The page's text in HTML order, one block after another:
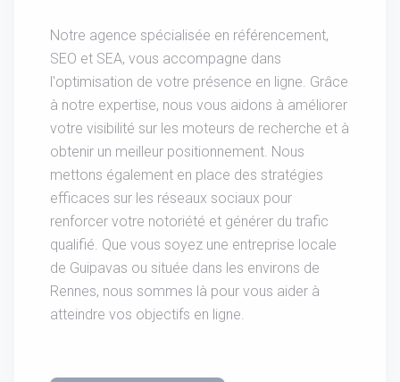
Notre agence spécialisée en référencement,
SEO et SEA, vous accompagne dans
l'optimisation de votre présence en ligne. Grâce
à notre expertise, nous vous aidons à améliorer
votre visibilité sur les moteurs de recherche et à
obtenir un meilleur positionnement. Nous
mettons également en place des stratégies
efficaces sur les réseaux sociaux pour
renforcer votre notoriété et générer du trafic
qualifié. Que vous soyez une entreprise locale
de Guipavas ou située dans les environs de
Rennes, nous sommes là pour vous aider à
atteindre vos objectifs en ligne.